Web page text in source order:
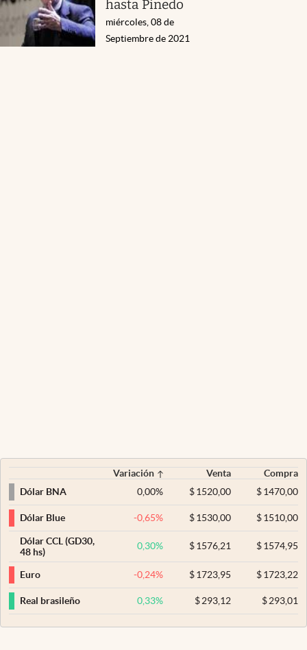
hasta Pinedo
miércoles, 08 de
Septiembre de 2021
Variación Venta
Compra
Dólar BNA
0,00% $ 1520,00 $1470,00
Dólar Blue -0,65% $ 1530,00 $1510,00
Dólar CCL (GD30,
48 hs)
0,30% $ 1576,21 $1574,95
Euro -0,24% $ 1723,95 $1723,22
Real brasileño 0,33% $ 293,12 $293,01